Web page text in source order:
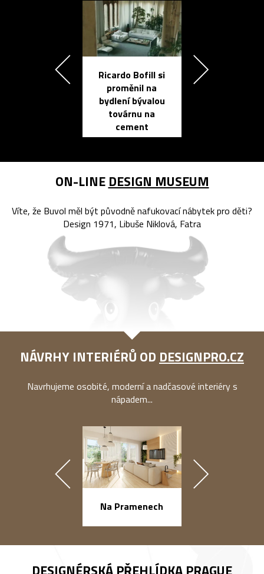
Ricardo Bofill si
proměnil na
bydlení bývalou
továrnu na
cement
ON-LINE DESIGN MUSEUM
Víte, že Buvol měl být původně nafukovací nábytek pro děti?
Design 1971, Libuše Niklová, Fatra
NÁVRHY INTERIÉRŮ OD DESIGNPRO.CZ
Navrhujeme osobité, moderní a nadčasové interiéry s
nápadem...
Na Pramenech